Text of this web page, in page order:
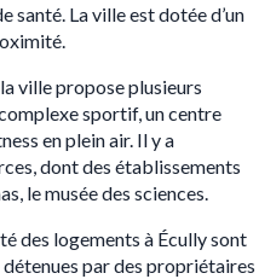
santé. La ville est dotée d’un
ville propose plusieurs
sportif, un centre
en plein air. Il y a
dont des établissements
le musée des sciences.
des logements à Écully sont
par des propriétaires